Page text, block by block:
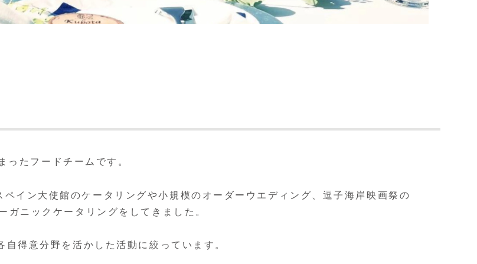
たフードチームです。
イン大使館のケータリングや小規模のオーダーウエディング、逗子海岸映画祭の
ニックケータリングをしてきました。
得意分野を活かした活動に絞っています。